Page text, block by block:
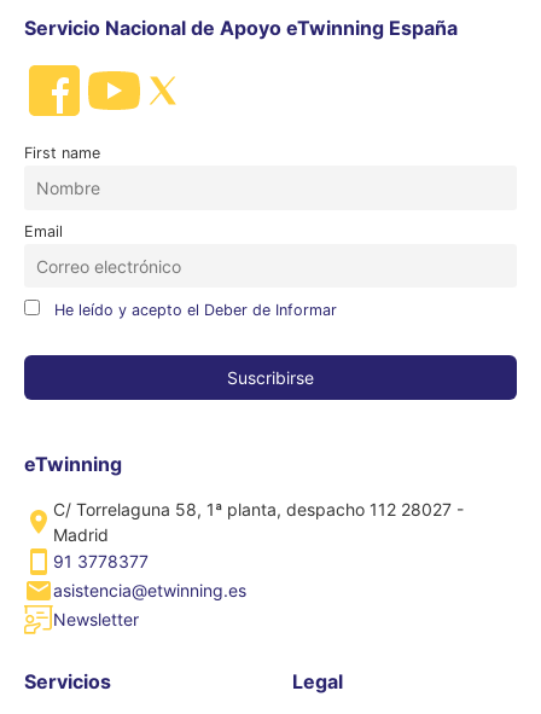
Servicio Nacional de Apoyo eTwinning España
First name
Email
He leído y acepto el Deber de Informar
eTwinning
C/ Torrelaguna 58, 1ª planta, despacho 112 28027 -
Madrid
91 3778377
asistencia@etwinning.es
Newsletter
Servicios Legal